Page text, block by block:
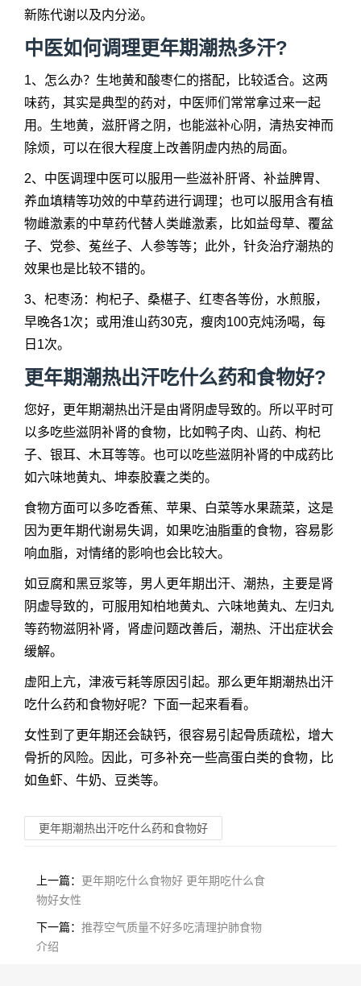
新陈代谢以及内分泌。
中医如何调理更年期潮热多汗?
1、怎么办？生地黄和酸枣仁的搭配，比较适合。这两
味药，其实是典型的药对，中医师们常常拿过来一起
用。生地黄，滋肝肾之阴，也能滋补心阴，清热安神而
除烦，可以在很大程度上改善阴虚内热的局面。
2、中医调理中医可以服用一些滋补肝肾、补益脾胃、
养血填精等功效的中草药进行调理；也可以服用含有植
物雌激素的中草药代替人类雌激素，比如益母草、覆盆
子、党参、菟丝子、人参等等；此外，针灸治疗潮热的
效果也是比较不错的。
3、杞枣汤：枸杞子、桑椹子、红枣各等份，水煎服，
早晚各1次；或用淮山药30克，瘦肉100克炖汤喝，每
日1次。
更年期潮热出汗吃什么药和食物好?
您好，更年期潮热出汗是由肾阴虚导致的。所以平时可
以多吃些滋阴补肾的食物，比如鸭子肉、山药、枸杞
子、银耳、木耳等等。也可以吃些滋阴补肾的中成药比
如六味地黄丸、坤泰胶囊之类的。
食物方面可以多吃香蕉、苹果、白菜等水果蔬菜，这是
因为更年期代谢易失调，如果吃油脂重的食物，容易影
响血脂，对情绪的影响也会比较大。
如豆腐和黑豆浆等，男人更年期出汗、潮热，主要是肾
阴虚导致的，可服用知柏地黄丸、六味地黄丸、左归丸
等药物滋阴补肾，肾虚问题改善后，潮热、汗出症状会
缓解。
虚阳上亢，津液亏耗等原因引起。那么更年期潮热出汗
吃什么药和食物好呢？下面一起来看看。
女性到了更年期还会缺钙，很容易引起骨质疏松，增大
骨折的风险。因此，可多补充一些高蛋白类的食物，比
如鱼虾、牛奶、豆类等。
更年期潮热出汗吃什么药和食物好
上一篇： 更年期吃什么食物好 更年期吃什么食
物好女性
下一篇： 推荐空气质量不好多吃清理护肺食物
介绍